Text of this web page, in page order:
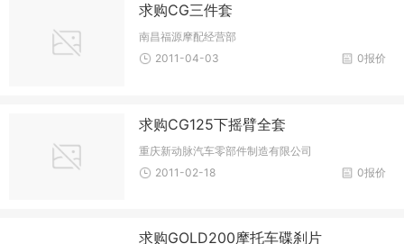
求购CG三件套
南昌福源摩配经营部
0报价
2011-04-03
求购CG125下摇臂全套
重庆新动脉汽车零部件制造有限公司
0报价
2011-02-18
求购GOLD200摩托车碟刹片